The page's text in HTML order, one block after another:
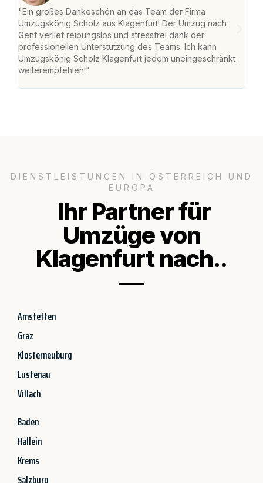
"Ein großes Dankeschön an das Team der Firma
Umzugskönig Scholz aus Klagenfurt! Der Umzug nach
Genf verlief reibungslos und stressfrei dank der
professionellen Unterstützung des Teams. Ich kann
Umzugskönig Scholz Klagenfurt jedem uneingeschränkt
weiterempfehlen!"
DIENSTLEISTUNGEN IN ÖSTERREICH UND
EUROPA
Ihr Partner für
Umzüge von
Klagenfurt nach..
Amstetten
Graz
Klosterneuburg
Lustenau
Villach
Baden
Hallein
Krems